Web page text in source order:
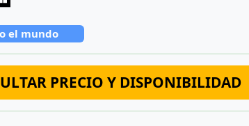
el mundo
PRECIO Y DISPONIBILIDAD